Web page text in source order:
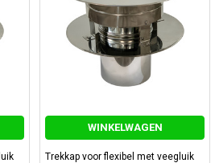
WINKELWAGEN
Trekkap voor flexibel met veegluik